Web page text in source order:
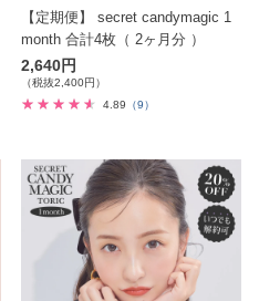
【定期便】 secret candymagic 1
month 合計4枚（ 2ヶ月分 ）
2,640円
（税抜2,400円）
4.89
（9）